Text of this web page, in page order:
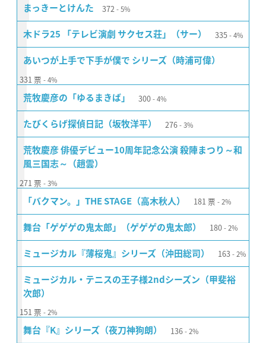
まっきーとけんた 372 5%
木ドラ25 「テレビ演劇 サクセス荘」（サー） 335 4%
あいつが上手で下手が僕で シリーズ（時浦可偉）
331 票 4%
荒牧慶彦の「ゆるまきば」 300 4%
たびくらげ探偵日記（坂牧洋平） 276 3%
荒牧慶彦 俳優デビュー10周年記念公演 殺陣まつり～和
風三国志～（趙雲）
271 票 3%
「バクマン。」THE STAGE（高木秋人） 181 票 2%
舞台「ゲゲゲの鬼太郎」（ゲゲゲの鬼太郎） 180 2%
ミュージカル『薄桜鬼』シリーズ（沖田総司） 163 2%
ミュージカル・テニスの王子様2ndシーズン（甲斐裕
次郎）
151 票 2%
舞台『K』シリーズ（夜刀神狗朗） 136 2%